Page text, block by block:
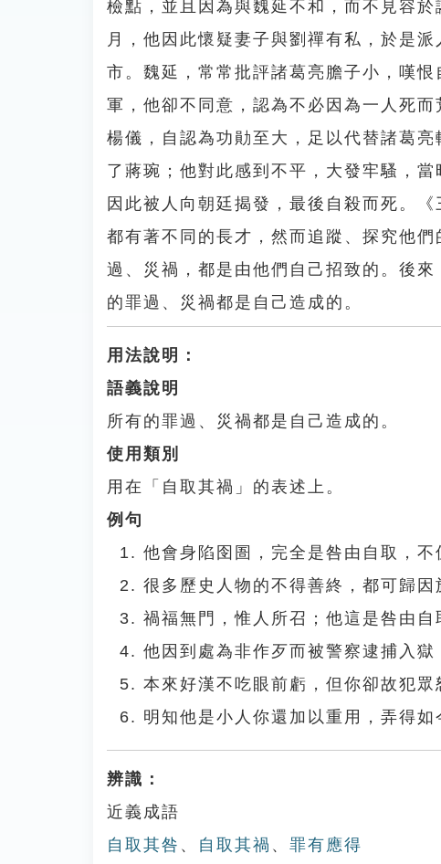
檢點，並且因為與魏延不和，而不見容
月，他因此懷疑妻子與劉禪有私，於是
市。魏延，常常批評諸葛亮膽子小，嘆
軍，他卻不同意，認為不必因為一人死
楊儀，自認為功勛至大，足以代替諸葛
了蔣琬；他對此感到不平，大發牢騷，
因此被人向朝廷揭發，最後自殺而死。
都有著不同的長才，然而追蹤、探究他
過、災禍，都是由他們自己招致的。後
的罪過、災禍都是自己造成的。
用法說明：
語義說明
所有的罪過、災禍都是自己造成的。
使用類別
用在「自取其禍」的表述上。
例句
他會身陷囹圄，完全是咎由自取，不
很多歷史人物的不得善終，都可歸因
禍福無門，惟人所召；他這是咎由自
他因到處為非作歹而被警察逮捕入獄
本來好漢不吃眼前虧，但你卻故犯眾
明知他是小人你還加以重用，弄得
辨識：
近義成語
自取其咎 、 自取其禍 、 罪有應得